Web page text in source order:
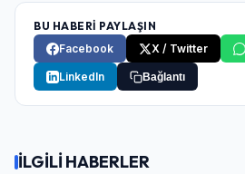
BU HABERİ PAYLAŞIN
Facebook
X / Twitter
LinkedIn Bağlantı
İLGİLİ HABERLER